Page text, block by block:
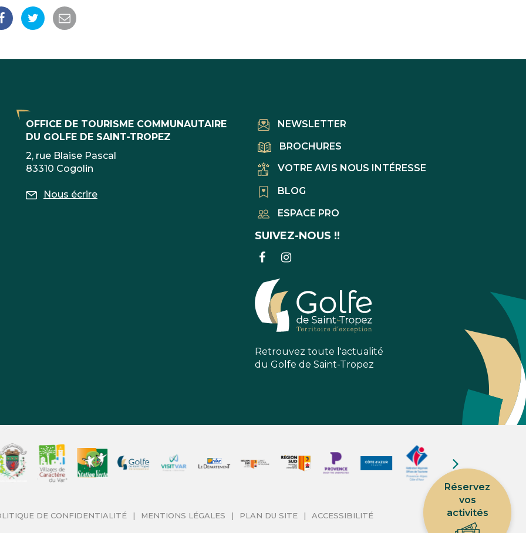
Partager
Facebook
Partager
Twitter
Partager
email
Réservez
vos
activités
OFFICE DE TOURISME COMMUNAUTAIRE
DU GOLFE DE SAINT-TROPEZ
2, rue Blaise Pascal
83310 Cogolin
Nous écrire
NEWSLETTER
BROCHURES
VOTRE AVIS NOUS INTÉRESSE
BLOG
ESPACE PRO
SUIVEZ-NOUS !!
LIEN
LE
COMPTE
FACEBOOK
LE
COMPTE
INSTAGRAM
Retrouvez toute l'actualité
du Golfe de Saint-Tropez
DE CONFIDENTIALITÉ MENTIONS LÉGALES PLAN DU SITE ACCESSIBILITÉ